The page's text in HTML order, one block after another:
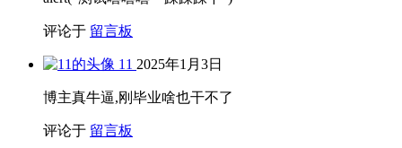
评论于 留言板
11 2025年1月3日
博主真牛逼,刚毕业啥也干不了
评论于 留言板